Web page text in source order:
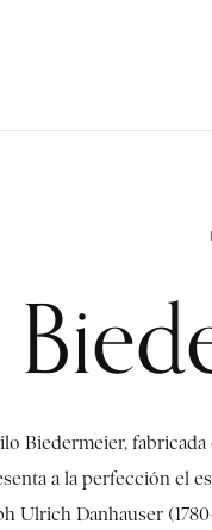
Biedermeier,
a la perfección el
Ulrich Danhauser